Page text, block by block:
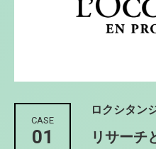
CASE
01
ロクシタン
リサーチ